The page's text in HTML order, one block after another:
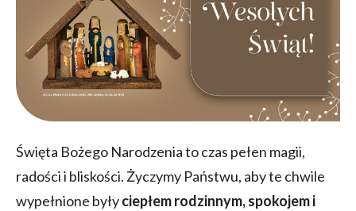
Święta Bożego Narodzenia to czas pełen magii,
radości i bliskości. Życzymy Państwu, aby te chwile
wypełnione byłyciepłem rodzinnym, spokojem i